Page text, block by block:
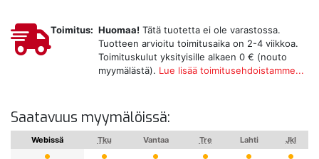
Toimitus: Huomaa! Tätä tuotetta ei ole varastossa.
Tuotteen arvioitu toimitusaika on 2-4 viikkoa.
Toimituskulut yksityisille alkaen 0 € (nouto
myymälästä). Lue lisää toimitusehdoistamme...
Saatavuus myymälöissä:
Webissä Tku Vantaa Tre Lahti Jkl